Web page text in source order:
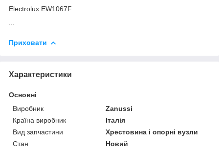
Electrolux EW1067F
Приховати
Характеристики
Основні
Виробник
Zanussi
Країна виробник
Італія
Вид запчастини
Хрестовина і опорні вузли
Стан
Новий